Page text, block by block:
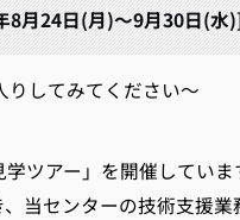
8月24日(月)～9月30日(水
してみてください～
ツアー」を開催してい
当センターの技術支援